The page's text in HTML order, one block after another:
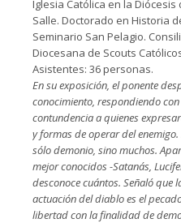
Iglesia Católica en la
Salle. Doctorado en Historia
Seminario San Pelagio.
Diocesana de Scouts
Asistentes: 36 personas.
En su exposición, el ponente
conocimiento, respondiendo
contundencia a quienes
y formas de operar del
sólo demonio, sino muchos.
mejor conocidos -Satanás,
desconoce cuántos. Señaló
actuación del diablo es el
libertad con la finalidad de